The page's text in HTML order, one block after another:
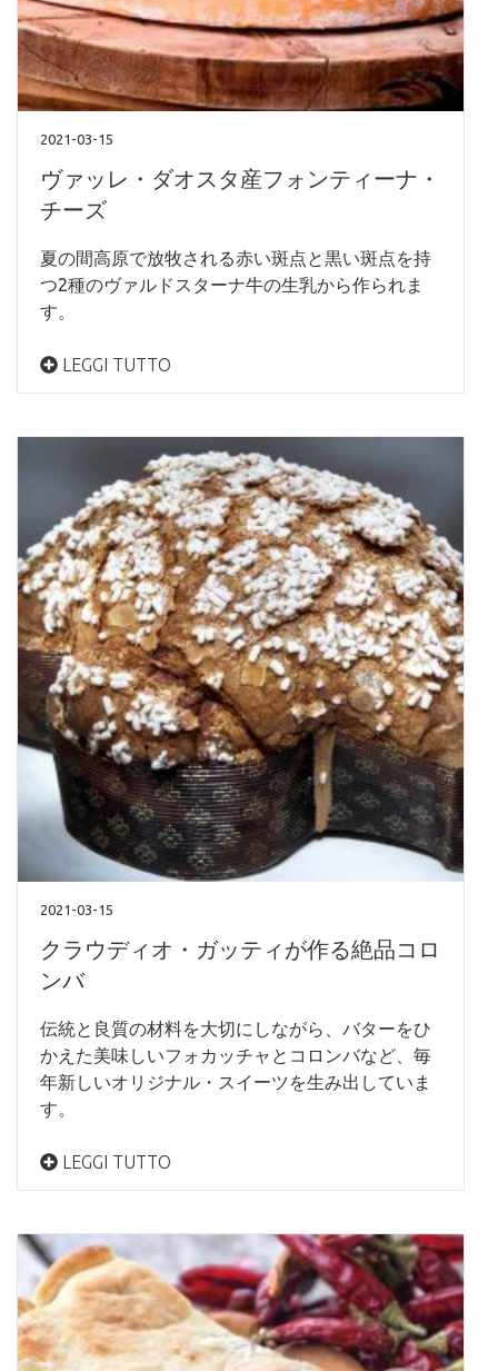
2021-03-15
ヴァッレ・ダオスタ産フォンティーナ・
チーズ
夏の間高原で放牧される赤い斑点と黒い斑点を持
つ2種のヴァルドスターナ牛の生乳から作られま
す。
LEGGI TUTTO
2021-03-15
クラウディオ・ガッティが作る絶品コロ
ンバ
伝統と良質の材料を大切にしながら、バターをひ
かえた美味しいフォカッチャとコロンバなど、毎
年新しいオリジナル・スイーツを生み出していま
す。
LEGGI TUTTO